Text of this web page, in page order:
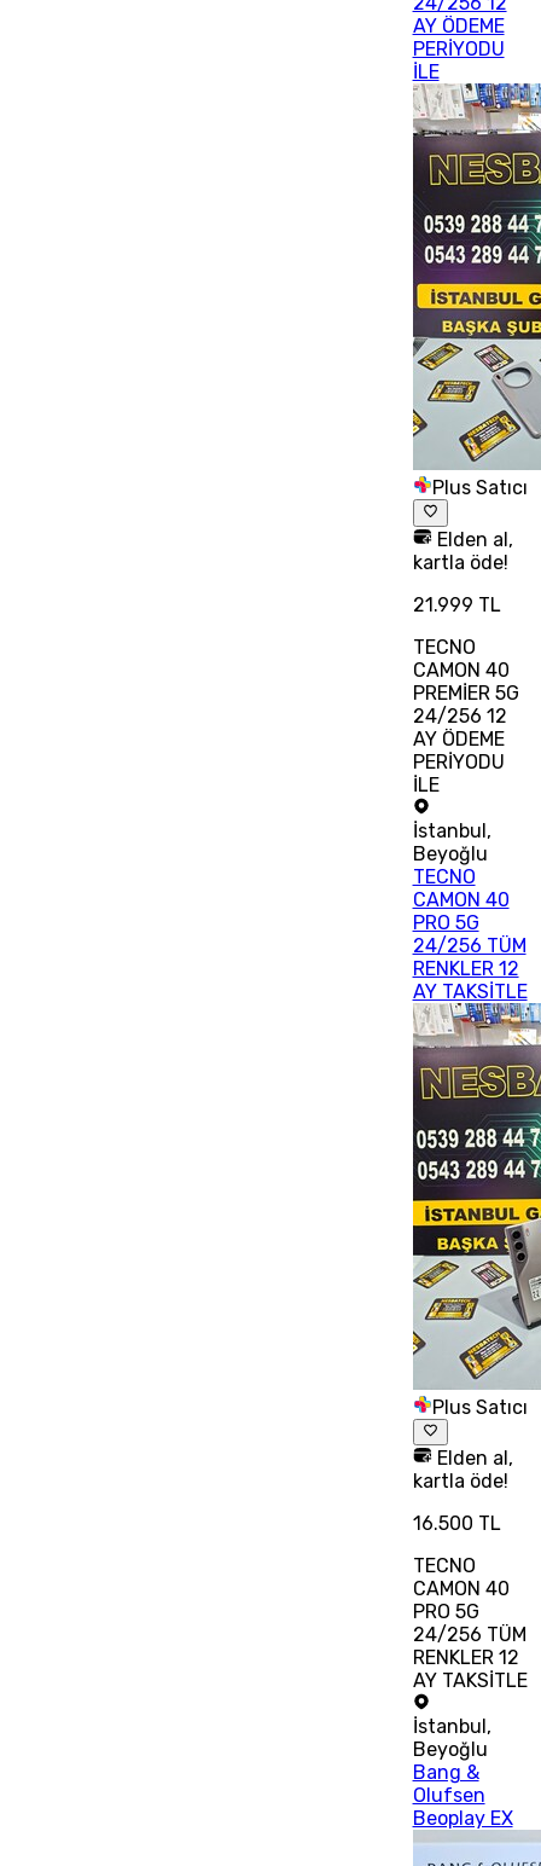
AY ÖDEME
PERİYODU
İLE
Plus Satıcı
Elden al,
kartla öde!
21.999 TL
TECNO
CAMON 40
PREMİER 5G
24/256 12
AY ÖDEME
PERİYODU
İLE
İstanbul,
Beyoğlu
TECNO
CAMON 40
PRO 5G
24/256 TÜM
RENKLER 12
AY TAKSİTLE
Plus Satıcı
Elden al,
kartla öde!
16.500 TL
TECNO
CAMON 40
PRO 5G
24/256 TÜM
RENKLER 12
AY TAKSİTLE
İstanbul,
Beyoğlu
Bang &
Olufsen
Beoplay EX